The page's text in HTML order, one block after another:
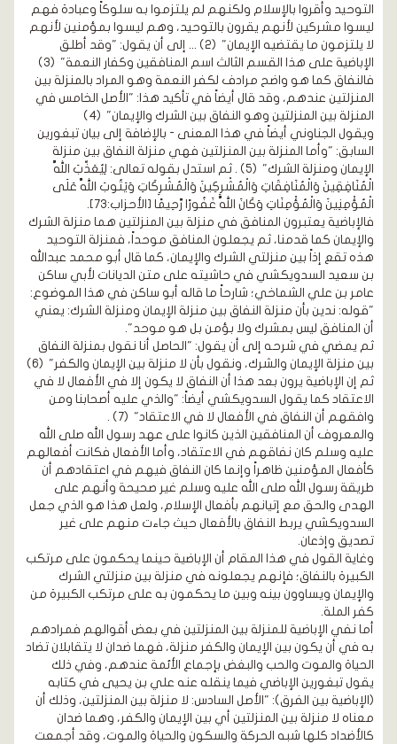
التوحيد وأقروا بالإسلام ولكنهم لم يلتزموا به سلوكاً وعبادة فهم
ليسوا مشركين لأنهم يقرون بالتوحيد، وهم ليسوا بمؤمنين لأنهم
لا يلتزمون ما يقتضيه الإيمان" (2)
... إلى أن يقول: "وقد أطلق
الإباضية على هذا القسم الثالث اسم المنافقين وكفار النعمة" (3)
فالنفاق كما هو واضح مرادف لكفر النعمة وهو المراد بالمنزلة بين
المنزلتين عندهم، وقد قال أيضاً في تأكيد هذا: "الأصل الخامس في
المنزلة بين المنزلتين وهو النفاق بين الشرك والإيمان" (4)
ويقول الجناوني أيضاً في هذا المعنى - بالإضافة إلى بيان تبغورين
السابق: "وأما المنزلة بين المنزلتين فهي منزلة النفاق بين منزلة
الإيمان ومنزلة الشرك" (5) . ثم استدل بقوله تعالى: لِيُعَذِّبَ اللَّهُ
الْمُنَافِقِينَ وَالْمُنَافِقَاتِ وَالْمُشْرِكِينَ وَالْمُشْرِكَاتِ وَيَتُوبَ اللَّهُ عَلَى
الْمُؤْمِنِينَ وَالْمُؤْمِنَاتِ وَكَانَ اللَّهُ غَفُورًا رَّحِيمًا [الأحزاب:73]
.
فالإباضية يعتبرون المنافق في منزلة بين المنزلتين هما منزلة الشرك
والإيمان كما قدمنا، ثم يجعلون المنافق موحداً، فمنزلة التوحيد
هذه تقع إذاً بين منزلتي الشرك والإيمان، كما قال أبو محمد عبدالله
بن سعيد السدويكشي في حاشيته على متن الديانات لأبي ساكن
عامر بن علي الشماخي؛ شارحاً ما قاله أبو ساكن في هذا الموضوع:
"قوله: ندين بأن منزلة النفاق بين منزلة الإيمان ومنزلة الشرك: يعني
أن المنافق ليس بمشرك ولا بؤمن بل هو موحد".
ثم يمضي في شرحه إلى أن يقول: "الحاصل أنا نقول بمنزلة النفاق
بين منزلة الإيمان والشرك، ونقول بأن لا منزلة بين الإيمان والكفر" (6)
ثم إن الإباضية يرون بعد هذا أن النفاق لا يكون إلا في الأفعال لا في
الاعتقاد كما يقول السدويكشي أيضاً: "والذي عليه أصحابنا ومن
وافقهم أن النفاق في الأفعال لا في الاعتقاد" (7)
.
والمعروف أن المنافقين الذين كانوا على عهد رسول الله صلى الله
عليه وسلم كان نفاقهم في الاعتقاد، وأما الأفعال فكانت أفعالهم
كأفعال المؤمنين ظاهراً وإنما كان النفاق فيهم في اعتقادهم أن
طريقة رسول الله صلى الله عليه وسلم غير صحيحة وأنهم على
الهدى والحق مع إتيانهم بأفعال الإسلام، ولعل هذا هو الذي جعل
السدويكشي يربط النفاق بالأفعال حيث جاءت منهم على غير
تصديق وإذعان.
وغاية القول في هذا المقام أن الإباضية حينما يحكمون على مرتكب
الكبيرة بالنفاق؛ فإنهم يجعلونه في منزلة بين منزلتي الشرك
والإيمان ويساوون بينه وبين ما يحكمون به على مرتكب الكبيرة من
كفر الملة.
أما نفي الإباضية للمنزلة بين المنزلتين في بعض أقوالهم فمرادهم
به في أن يكون بين الإيمان والكفر منزلة، فهما ضدان لا يتقابلان تضاد
الحياة والموت والحب والبغض بإجماع الأئمة عندهم، وفي ذلك
يقول تبغورين الإباضي فيما ينقله عنه علي بن يحيى في كتابه
(الإباضية بين الفرق): "الأصل السادس: لا منزلة بين المنزلتين، وذلك أن
معناه لا منزلة بين المنزلتين أي بين الإيمان والكفر، وهما ضدان
كالأضداد كلها شبه الحركة والسكون والحياة والموت، وقد أجمعت